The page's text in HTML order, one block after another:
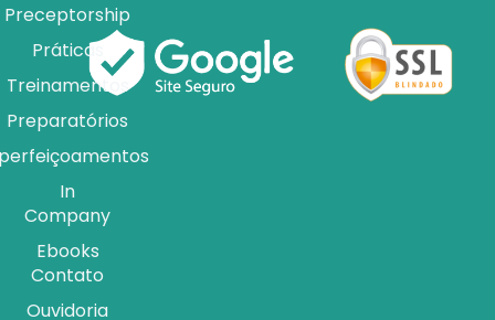
Preceptorship
Práticas
Treinamentos
Preparatórios
In
Company
Ebooks
Contato
Ouvidoria